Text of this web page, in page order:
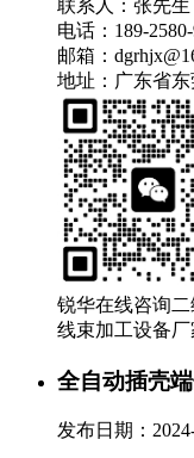
联系人：张先生
电话：189-
邮箱：
地址：广东省
锐华在线咨询
线束加工设备厂
全自动插壳
发布日期：